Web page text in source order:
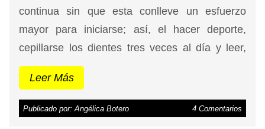
continua sin que esta conlleve un esfuerzo
mayor para iniciarse; así, el hacer deporte,
cepillarse los dientes tres veces al día y leer,
son algunos de los hábitos que adquirimos en
la vida, ya sea porque alguien nos los inculco o
por gusto propio.Conoce más hábitos y
técnicas para ser exitoso en el estudio en el
Leer Más
Publicado por: Angélica Botero 4 Comentarios